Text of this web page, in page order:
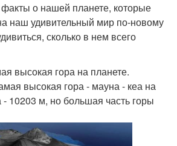
о нашей планете, которые
наш удивительный мир по-новому
сколько в нем всего
высокая гора на планете.
высокая гора - мауна - кеа на
10203 м, но большая часть горы